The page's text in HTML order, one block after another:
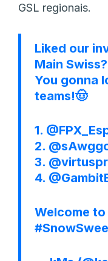
GSL regionais.
Liked our
Main Swiss?
You gonna
teams!🤠
1.
2.
3.
4.
Welcome to